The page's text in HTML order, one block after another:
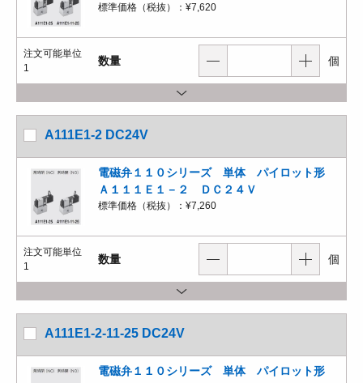
標準価格（税抜）： ¥7,620
注文可能単位
1
数量 個
A111E1-2 DC24V
電磁弁１１０シリーズ 単体 パイロット形
Ａ１１１Ｅ１－２ ＤＣ２４Ｖ
標準価格（税抜）： ¥7,260
注文可能単位
1
数量 個
A111E1-2-11-25 DC24V
電磁弁１１０シリーズ 単体 パイロット形